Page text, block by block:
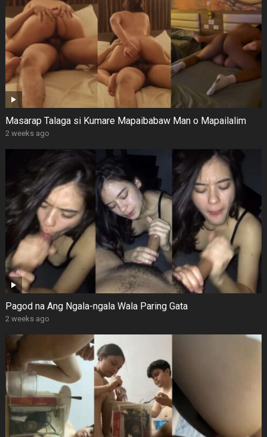
Masarap Talaga si Kumare Mapaibabaw Man o Mapailalim
2 weeks ago
Pagod na Ang Ngala-ngala Wala Paring Gata
2 weeks ago